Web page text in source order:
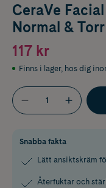
CeraVe
Normal &
117 kr
Finns i lager, hos dig
Snabba fakta
Lätt ansiktskräm
Återfuktar och